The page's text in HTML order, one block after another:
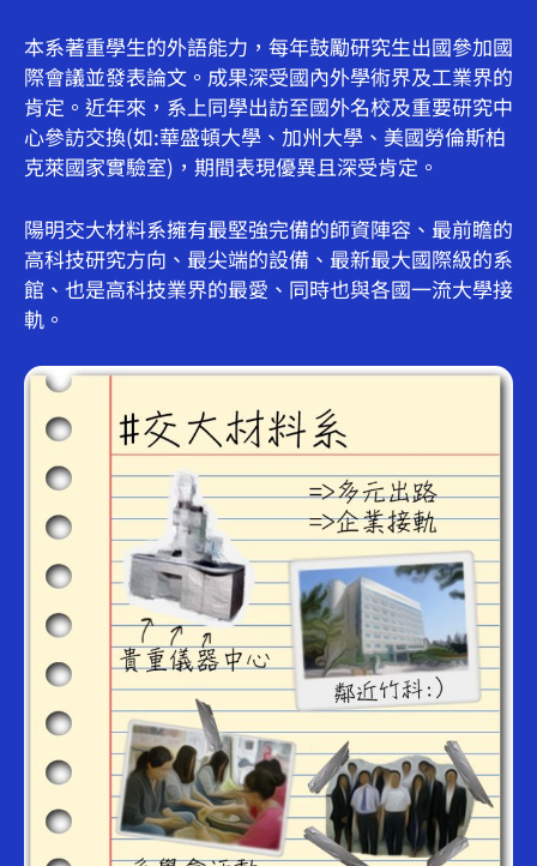
本系著重學生的外語能力，每年鼓勵研究生出國參加國
際會議並發表論文。成果深受國內外學術界及工業界的
肯定。近年來，系上同學出訪至國外名校及重要研究中
心參訪交換(如:華盛頓大學、加州大學、美國勞倫斯柏
克萊國家實驗室)，期間表現優異且深受肯定。
陽明交大材料系擁有最堅強完備的師資陣容、最前瞻的
高科技研究方向、最尖端的設備、最新最大國際級的系
館、也是高科技業界的最愛、同時也與各國一流大學接
軌。